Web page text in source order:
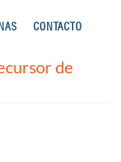
CONTACTO
de